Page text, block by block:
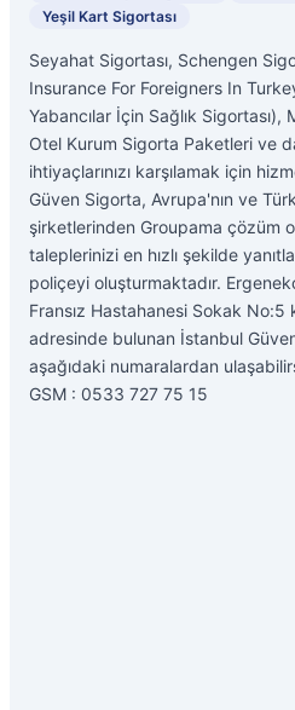
Yeşil Kart Sigortası
Seyahat Sigortası, Schengen
Insurance For Foreigners In
Yabancılar İçin Sağlık
Otel Kurum Sigorta Paketleri ve
ihtiyaçlarınızı karşılamak için
Güven Sigorta, Avrupa'nın ve
şirketlerinden Groupama çözüm
taleplerinizi en hızlı şekilde
poliçeyi oluşturmaktadır.
Fransız Hastahanesi Sokak
adresinde bulunan İstanbul
aşağıdaki numaralardan
GSM : 0533 727 75 15